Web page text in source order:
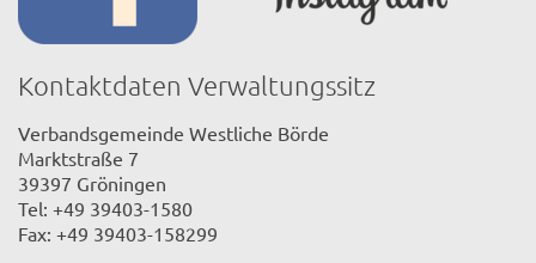
Kontaktdaten Verwaltungssitz
Verbandsgemeinde Westliche Börde
Marktstraße 7
39397 Gröningen
Tel: +49 39403-1580
Fax: +49 39403-158299